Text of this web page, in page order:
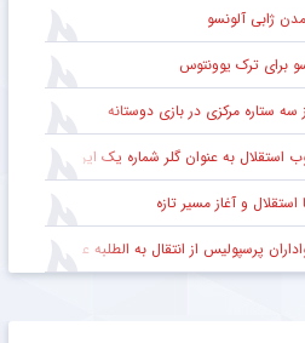
ژابی آلونسو
برای ترک یوونتوس
سه ستاره مرکزی در بازی دوستانه
به عنوان گلر شماره یک این تیم برای شروع لیگ
و آغاز مسیر تازه
پرسپولیس از انتقال به الطلبه عراق